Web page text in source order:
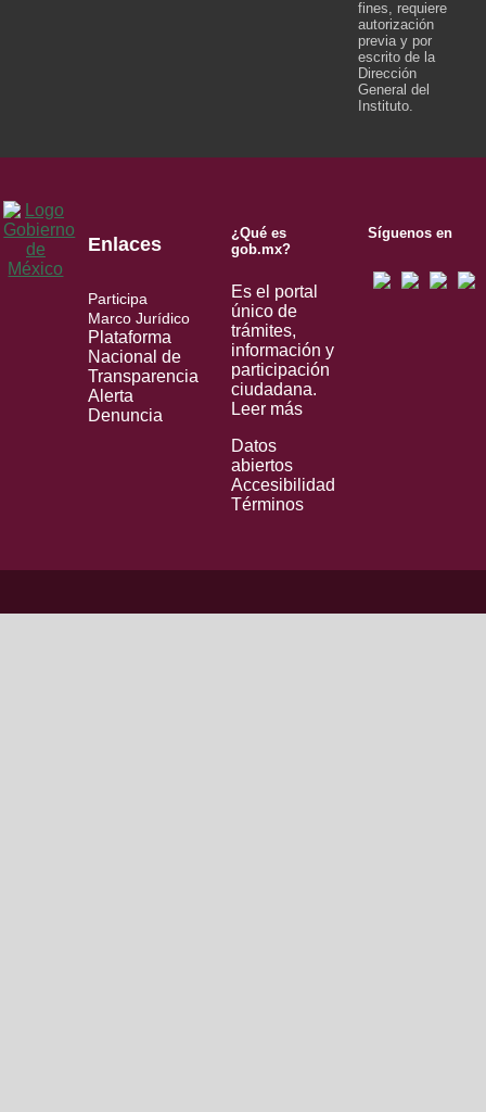
fines, requiere
autorización
previa y por
escrito de la
Dirección
General del
Instituto.
Enlaces
Participa
Marco Jurídico
Plataforma
Nacional de
Transparencia
Alerta
Denuncia
¿Qué es
gob.mx?
Es el portal
único de
trámites,
información y
participación
ciudadana.
Leer más
Datos
abiertos
Accesibilidad
Términos
Síguenos en